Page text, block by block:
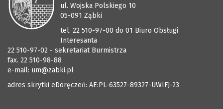
ul. Wojska Polskiego 10
05-091 Ząbki
tel. 22 510-97-00 do 01 Biuro Obsługi
Interesanta
22 510-97-02 - sekretariat Burmistrza
fax. 22 510-98-88
e-mail: um@zabki.pl
adres skrytki eDoręczeń: AE:PL-63527-89327-UWIFJ-23